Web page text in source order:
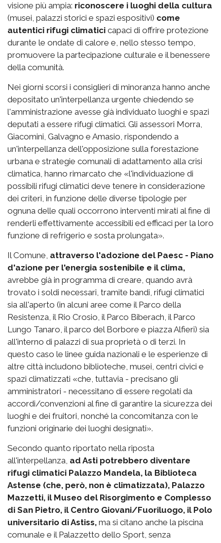
visione più ampia: riconoscere i luoghi della cultura
(musei, palazzi storici e spazi espositivi) come
autentici rifugi climatici capaci di offrire protezione
durante le ondate di calore e, nello stesso tempo,
promuovere la partecipazione culturale e il benessere
della comunità.
Nei giorni scorsi i consiglieri di minoranza hanno anche
depositato un'interpellanza urgente chiedendo se
l'amministrazione avesse già individuato luoghi e spazi
deputati a essere rifugi climatici. Gli assessori Morra,
Giacomini, Galvagno e Amasio, rispondendo a
un'interpellanza dell'opposizione sulla forestazione
urbana e strategie comunali di adattamento alla crisi
climatica, hanno rimarcato che «l'individuazione di
possibili rifugi climatici deve tenere in considerazione
dei criteri, in funzione delle diverse tipologie per
ognuna delle quali occorrono interventi mirati al fine di
renderli effettivamente accessibili ed efficaci per la loro
funzione di refrigerio e sosta prolungata».
Il Comune, attraverso l'adozione del Paesc - Piano
d'azione per l'energia sostenibile e il clima,
avrebbe già in programma di creare, quando avrà
trovato i soldi necessari, tramite bandi, rifugi climatici
sia all'aperto (in alcuni aree come il Parco della
Resistenza, il Rio Crosio, il Parco Biberach, il Parco
Lungo Tanaro, il parco del Borbore e piazza Alfieri) sia
all'interno di palazzi di sua proprietà o di terzi. In
questo caso le linee guida nazionali e le esperienze di
altre città includono biblioteche, musei, centri civici e
spazi climatizzati «che, tuttavia - precisano gli
amministratori - necessitano di essere regolati da
accordi/convenzioni al fine di garantire la sicurezza dei
luoghi e dei fruitori, nonché la concomitanza con le
funzioni originarie dei luoghi designati».
Secondo quanto riportato nella riposta
all'interpellanza, ad Asti potrebbero diventare
rifugi climatici Palazzo Mandela, la Biblioteca
Astense (che, però, non è climatizzata), Palazzo
Mazzetti, il Museo del Risorgimento e Complesso
di San Pietro, il Centro Giovani/Fuoriluogo, il Polo
universitario di Astiss, ma si citano anche la piscina
comunale e il Palazzetto dello Sport, senza